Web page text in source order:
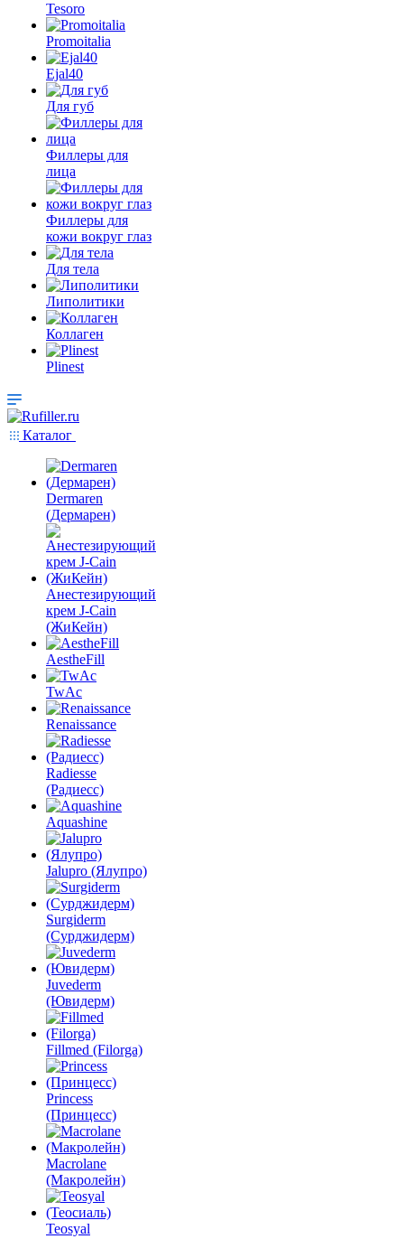
Tesoro
Promoitalia
Ejal40
Для губ
Филлеры для
лица
Филлеры для
кожи вокруг глаз
Для тела
Липолитики
Коллаген
Plinest
Каталог
Dermaren
(Дермарен)
Анестезирующий
крем J-Cain
(ЖиКейн)
AestheFill
TwAc
Renaissance
Radiesse
(Радиесс)
Aquashine
Jalupro (Ялупро)
Surgiderm
(Сурджидерм)
Juvederm
(Ювидерм)
Fillmed (Filorga)
Princess
(Принцесс)
Macrolane
(Макролейн)
Teosyal